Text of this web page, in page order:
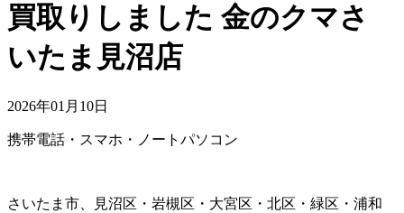
買取りしました 金のクマさ
いたま見沼店
2026年01月10日
携帯電話・スマホ・ノートパソコン
さいたま市、見沼区・岩槻区・大宮区・北区・緑区・浦和